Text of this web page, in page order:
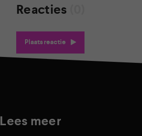
Reacties
Plaats reactie
Lees meer